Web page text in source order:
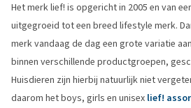
Het merk lief! is opgericht in 2005 en van
uitgegroeid tot een breed lifestyle merk.
merk vandaag de dag een grote variatie
binnen verschillende productgroepen,
Huisdieren zijn hierbij natuurlijk niet
daarom het boys, girls en unisex lief!